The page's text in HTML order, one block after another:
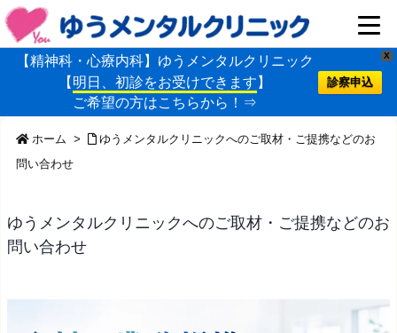
X
【精神科・心療内科】ゆうメンタルクリニック
【 明日、初診をお受けできます 】
ご希望の方はこちらから！⇒
診察申込
ホーム >
ゆうメンタルクリニックへのご取材・ご提携などのお
問い合わせ
ゆうメンタルクリニックへのご取材・ご提携などのお
問い合わせ